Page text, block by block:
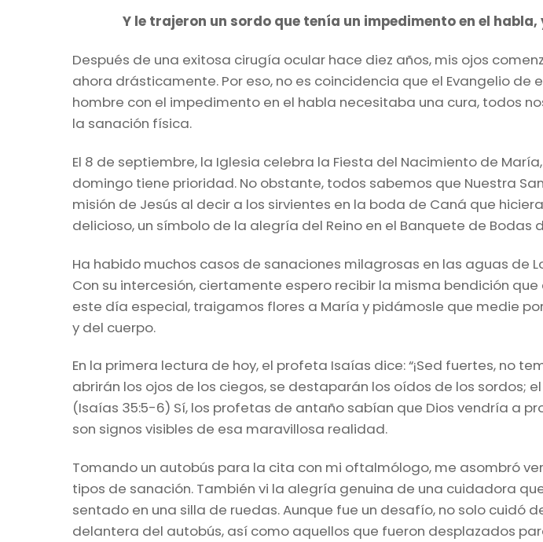
Y le trajeron un sordo que tenía un impedimento en el
Después de una exitosa cirugía ocular hace diez años, mis ojos
ahora drásticamente. Por eso, no es coincidencia que el Evangelio
hombre con el impedimento en el habla necesitaba una cura, todos
la sanación física.
El 8 de septiembre, la Iglesia celebra la Fiesta del Nacimiento de
domingo tiene prioridad. No obstante, todos sabemos que Nuestra
misión de Jesús al decir a los sirvientes en la boda de Caná que
delicioso, un símbolo de la alegría del Reino en el Banquete de Bodas
Ha habido muchos casos de sanaciones milagrosas en las aguas de
Con su intercesión, ciertamente espero recibir la misma bendición
este día especial, traigamos flores a María y pidámosle que medie
y del cuerpo.
En la primera lectura de hoy, el profeta Isaías dice: “¡Sed fuertes, no
abrirán los ojos de los ciegos, se destaparán los oídos de los sordos;
(Isaías 35:5-6) Sí, los profetas de antaño sabían que Dios vendría a
son signos visibles de esa maravillosa realidad.
Tomando un autobús para la cita con mi oftalmólogo, me asombró
tipos de sanación. También vi la alegría genuina de una cuidadora
sentado en una silla de ruedas. Aunque fue un desafío, no solo cuidó
delantera del autobús, así como aquellos que fueron desplazados